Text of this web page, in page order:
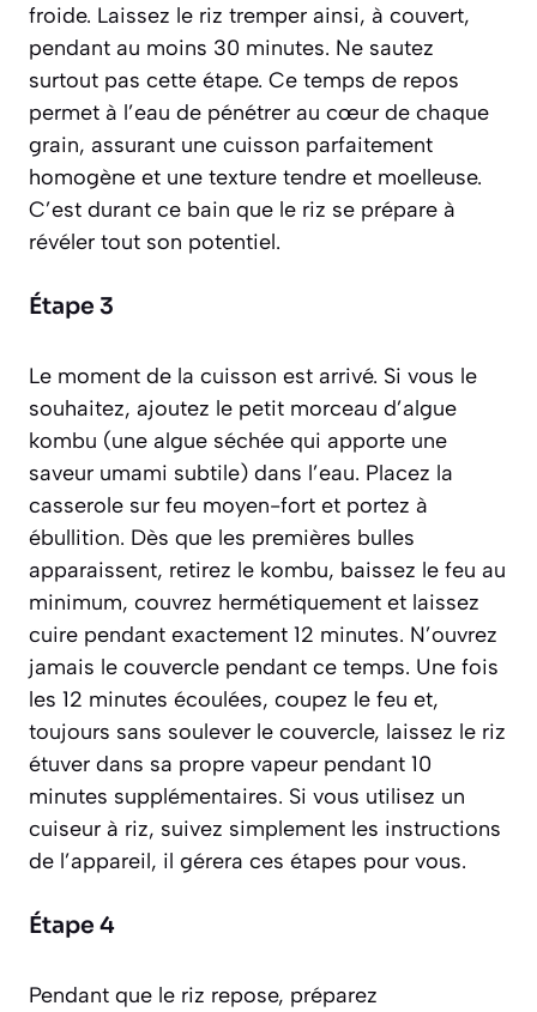
froide. Laissez le riz tremper ainsi, à couvert,
pendant au moins 30 minutes. Ne sautez
surtout pas cette étape. Ce temps de repos
permet à l’eau de pénétrer au cœur de chaque
grain, assurant une cuisson parfaitement
homogène et une texture tendre et moelleuse.
C’est durant ce bain que le riz se prépare à
révéler tout son potentiel.
Étape 3
Le moment de la cuisson est arrivé. Si vous le
souhaitez, ajoutez le petit morceau d’algue
kombu (une algue séchée qui apporte une
saveur umami subtile) dans l’eau. Placez la
casserole sur feu moyen-fort et portez à
ébullition. Dès que les premières bulles
apparaissent, retirez le kombu, baissez le feu au
minimum, couvrez hermétiquement et laissez
cuire pendant exactement 12 minutes. N’ouvrez
jamais le couvercle pendant ce temps. Une fois
les 12 minutes écoulées, coupez le feu et,
toujours sans soulever le couvercle, laissez le riz
étuver dans sa propre vapeur pendant 10
minutes supplémentaires. Si vous utilisez un
cuiseur à riz, suivez simplement les instructions
de l’appareil, il gérera ces étapes pour vous.
Étape 4
Pendant que le riz repose, préparez